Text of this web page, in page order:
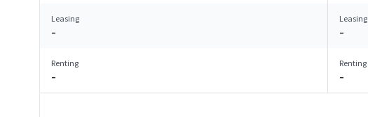
Leasing
–
Leasing
–
Renting
–
Renting
–